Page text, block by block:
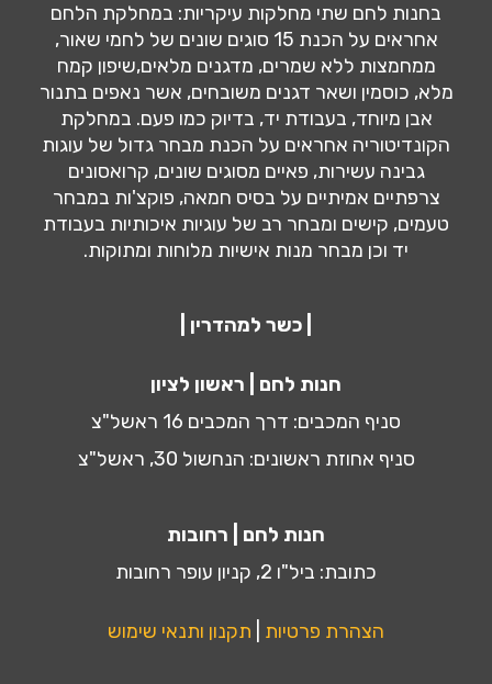
בחנות לחם שתי מחלקות עיקריות: במחלקת הלחם
אחראים על הכנת 15 סוגים שונים של לחמי שאור,
ממחמצות ללא שמרים, מדגנים מלאים,שיפון קמח
מלא, כוסמין ושאר דגנים משובחים, אשר נאפים בתנור
אבן מיוחד, בעבודת יד, בדיוק כמו פעם. במחלקת
הקונדיטוריה אחראים על הכנת מבחר גדול של עוגות
גבינה עשירות, פאיים מסוגים שונים, קרואסונים
צרפתיים אמיתיים על בסיס חמאה, פוקצ'ות במבחר
טעמים, קישים ומבחר רב של עוגיות איכותיות בעבודת
יד וכן מבחר מנות אישיות מלוחות ומתוקות.
| כשר למהדרין |
חנות לחם | ראשון לציון
סניף המכבים: דרך המכבים 16 ראשל"צ
סניף אחוזת ראשונים: הנחשול 30, ראשל"צ
חנות לחם | רחובות
כתובת: ביל"ו 2, קניון עופר רחובות
הצהרת פרטיות תקנון ותנאי שימוש